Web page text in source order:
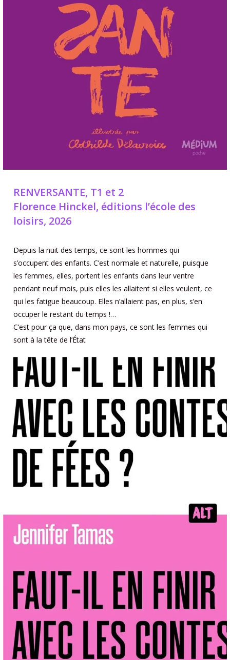
RENVERSANTE, T1 et 2
Florence Hinckel, éditions l’école des
loisirs, 2026
Depuis la nuit des temps, ce sont les hommes qui
s’occupent des enfants. C’est normale et naturelle, puisque
les femmes, elles, portent les enfants dans leur ventre
pendant neuf mois, puis elles les allaitent si elles veulent, ce
qui les fatigue beaucoup. Elles n’allaient pas, en plus, s’en
occuper le restant du temps !…
C’est pour ça que, dans mon pays, ce sont les femmes qui
sont à la tête de l’État